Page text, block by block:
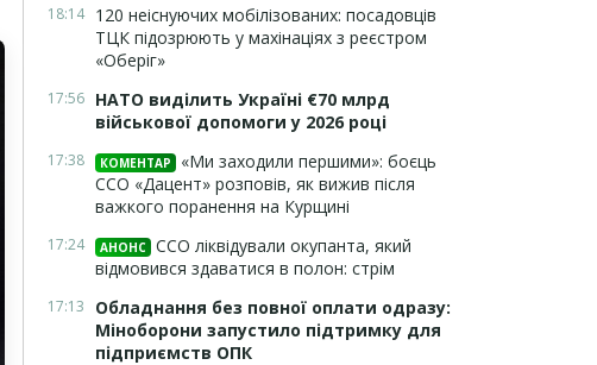
18:14 120 неіснуючих мобілізованих: посадовців
ТЦК підозрюють у махінаціях з реєстром
«Оберіг»
17:56 НАТО виділить Україні €70 млрд
військової допомоги у 2026 році
17:38 КОМЕНТАР
«Ми заходили першими»: боєць
ССО «Дацент» розповів, як вижив після
важкого поранення на Курщині
17:24 АНОНС ССО ліквідували окупанта, який
відмовився здаватися в полон: стрім
17:13
Обладнання без повної оплати одразу:
Міноборони запустило підтримку для
підприємств ОПК